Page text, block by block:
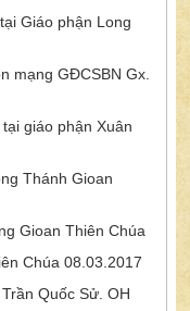
Giáo phận Long
mạng GĐCSBN Gx.
giáo phận Xuân
Thánh Gioan
Gioan Thiên Chúa
Chúa 08.03.2017
Quốc Sử. OH